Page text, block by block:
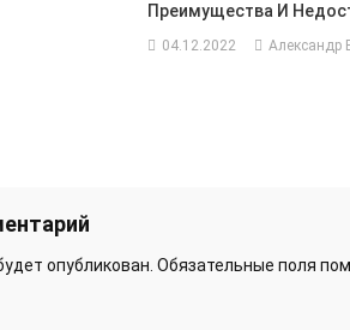
Преимущества И
04.12.2022 Александр
опубликован. Обязательные поля